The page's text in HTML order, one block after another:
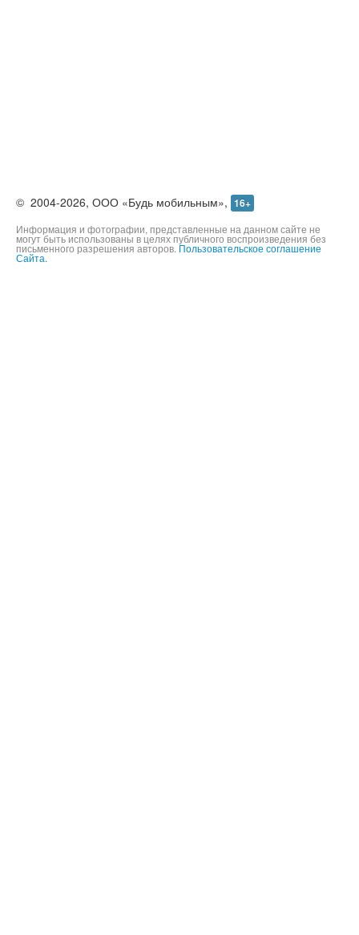
©2004-2026,ООО «Будь мобильным», 16+
Информация и фотографии, представленные на данном сайте не
могут быть использованы в целях публичного воспроизведения без